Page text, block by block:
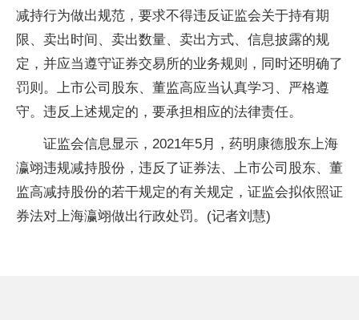
减持行为做出规范，要求不得违反证监会关于持有期
限、卖出时间、卖出数量、卖出方式、信息披露的规
定，并应当遵守证券交易所的业务规则，同时还明确了
罚则。上市公司股东、董监高应当认真学习、严格遵
守。违反上述规定的，要承担相应的法律责任。
证监会信息显示，2021年5月，药明康德股东上海
瀛翊违规减持股份，违反了证券法、上市公司股东、董
监高减持股份的若干规定的有关规定，证监会拟依照证
券法对上海瀛翊做出行政处罚。(记者刘慧)